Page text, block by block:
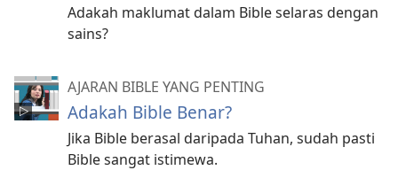
Adakah maklumat dalam Bible selaras dengan
sains?
AJARAN BIBLE YANG PENTING
Adakah Bible Benar?
Jika Bible berasal daripada Tuhan, sudah pasti
Bible sangat istimewa.